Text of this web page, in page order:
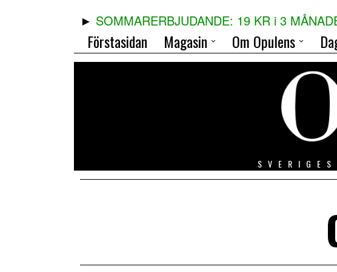
SOMMARERBJUDANDE: 19 KR i 3
Förstasidan Magasin Om Opulens